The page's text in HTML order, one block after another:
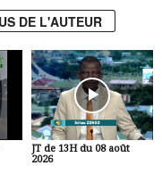
DE L'AUTEUR
JT de 13H du 08 août
2026